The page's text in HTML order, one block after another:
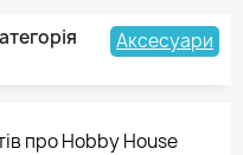
Аксесуари
про Hobby House